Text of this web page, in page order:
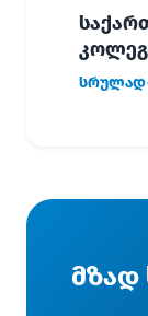
სრულად
მზად